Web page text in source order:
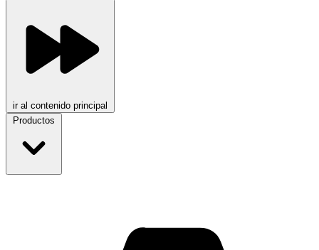
ir al contenido principal
Productos